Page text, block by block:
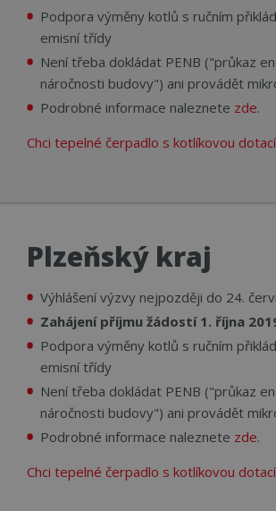
Podpora výměny kotlů s ručním
emisní třídy
Není třeba dokládat PENB ("průkaz
náročnosti budovy") ani provádět
Podrobné informace naleznete zde.
Chci tepelné čerpadlo s kotlíkovou
Plzeňský kraj
Výhlášení výzvy nejpozději do 24.
Zahájení příjmu žádostí 1. října
Podpora výměny kotlů s ručním
emisní třídy
Není třeba dokládat PENB ("průkaz
náročnosti budovy") ani provádět
Podrobné informace naleznete zde.
Chci tepelné čerpadlo s kotlíkovou